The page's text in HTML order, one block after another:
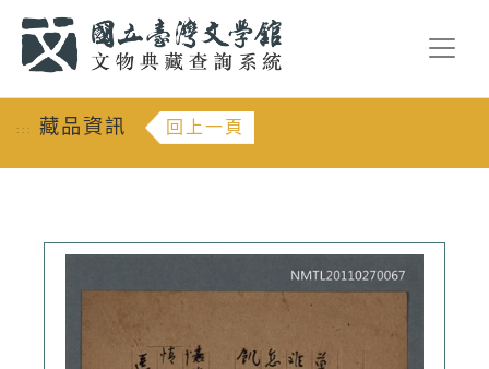
::: 藏品資訊 回上一頁